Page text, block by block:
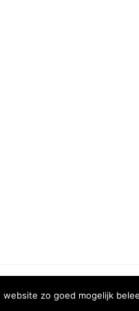
zo goed mogelijk